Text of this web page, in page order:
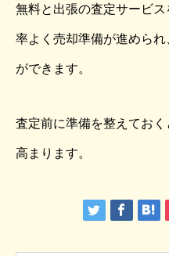
無料と出張の査定サービ
率よく売却準備が進めら
ができます。
査定前に準備を整えてお
高まります。